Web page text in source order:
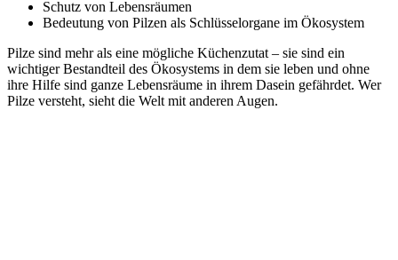
Schutz von Lebensräumen
Bedeutung von Pilzen als Schlüsselorgane im Ökosystem
Pilze sind mehr als eine mögliche Küchenzutat – sie sind ein
wichtiger Bestandteil des Ökosystems in dem sie leben und ohne
ihre Hilfe sind ganze Lebensräume in ihrem Dasein gefährdet. Wer
Pilze versteht, sieht die Welt mit anderen Augen.